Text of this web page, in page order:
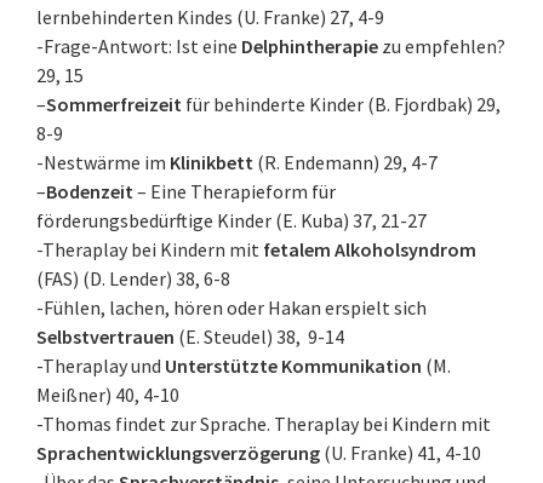
lernbehinderten Kindes (U. Franke) 27, 4-9
-Frage-Antwort: Ist eine Delphintherapie zu empfehlen?
29, 15
–Sommerfreizeit für behinderte Kinder (B. Fjordbak) 29,
8-9
-Nestwärme im Klinikbett (R. Endemann) 29, 4-7
–Bodenzeit– Eine Therapieform für
förderungsbedürftige Kinder (E. Kuba) 37, 21-27
-Theraplay bei Kindern mit fetalem Alkoholsyndrom
(FAS) (D. Lender) 38, 6-8
-Fühlen, lachen, hören oder Hakan erspielt sich
Selbstvertrauen (E. Steudel) 38, 9-14
-Theraplay und Unterstützte Kommunikation (M.
Meißner) 40, 4-10
-Thomas findet zur Sprache. Theraplay bei Kindern mit
Sprachentwicklungsverzögerung (U. Franke) 41, 4-10